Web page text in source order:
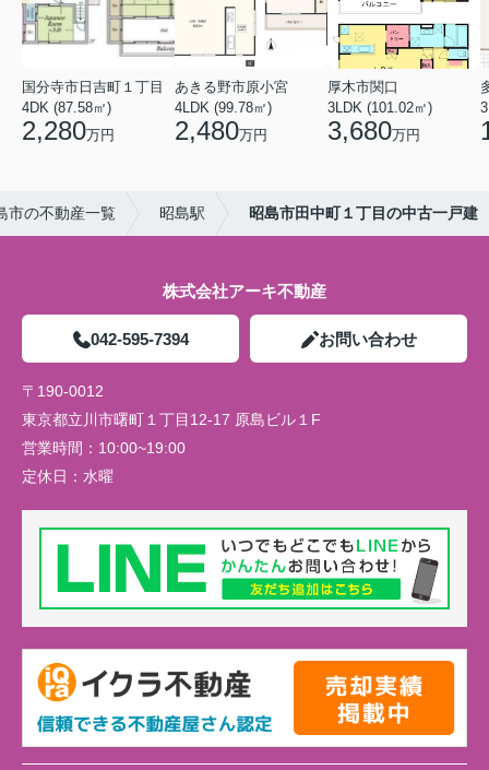
国分寺市日吉町１丁目
4DK (87.58㎡)
2,280万円
あきる野市原小宮
4LDK (99.78㎡)
2,480万円
厚木市関口
3LDK (101.02㎡)
3,680万円
市の不動産一覧 昭島駅 昭島市田中町１丁目の中古一戸建
株式会社アーキ不動産
042-595-7394 お問い合わせ
〒190-0012
東京都立川市曙町１丁目12-17 原島ビル１F
営業時間： 10:00~19:00
定休日： 水曜